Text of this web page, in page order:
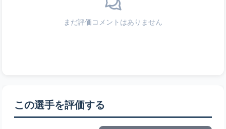
まだ評価コメントはありません
この選手を評価する